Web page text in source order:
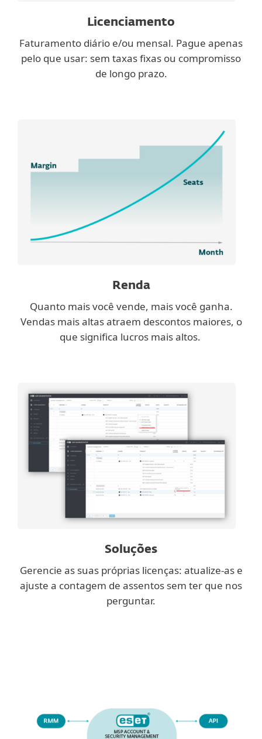
Licenciamento
Faturamento diário e/ou mensal. Pague apenas
pelo que usar: sem taxas fixas ou compromisso
de longo prazo.
Renda
Quanto mais você vende, mais você ganha.
Vendas mais altas atraem descontos maiores, o
que significa lucros mais altos.
Soluções
Gerencie as suas próprias licenças: atualize-as e
ajuste a contagem de assentos sem ter que nos
perguntar.